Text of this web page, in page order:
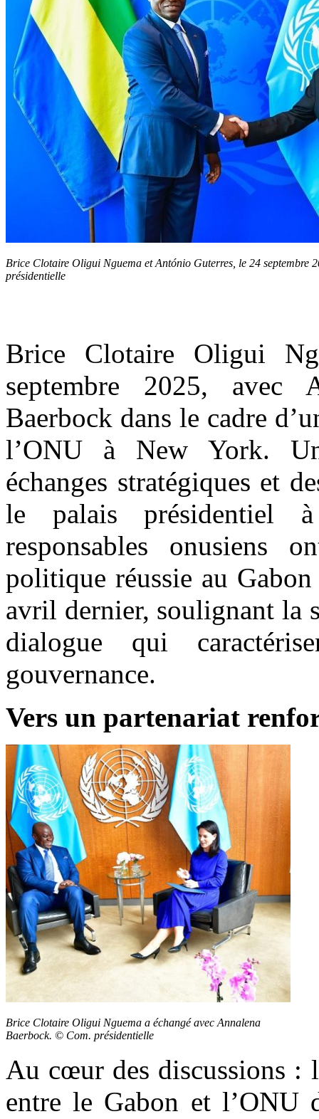
Brice Clotaire Oligui Nguema et António Guterres, le 24 septembre
présidentielle
Brice Clotaire Oligui
septembre 2025, avec
Baerbock dans le cadre
l’ONU à New York.
échanges stratégiques et
le palais présidentiel
responsables onusiens
politique réussie au
avril dernier, soulignant la
dialogue qui
gouvernance.
Vers un partenariat
Brice Clotaire Oligui Nguema a échangé avec Annalena
Baerbock. © Com. présidentielle
Au cœur des discussions :
entre le Gabon et l’ONU